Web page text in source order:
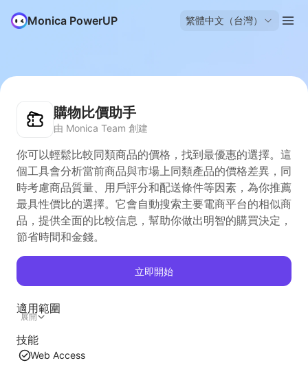
Monica PowerUP 繁體中文（台灣）
購物比價助手
由 Monica Team 創建
你可以輕鬆比較同類商品的價格，找到最優惠的選擇。這
個工具會分析當前商品與市場上同類產品的價格差異，同
時考慮商品質量、用戶評分和配送條件等因素，為你推薦
最具性價比的選擇。它會自動搜索主要電商平台的相似商
品，提供全面的比較信息，幫助你做出明智的購買決定，
節省時間和金錢。
立即開始
適用範圍
展開
技能
Web Access